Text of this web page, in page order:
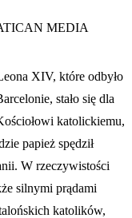
MEDIA
XIV, które odbyło
stało się dla
katolickiemu,
papież spędził
W rzeczywistości
silnymi prądami
katolików,